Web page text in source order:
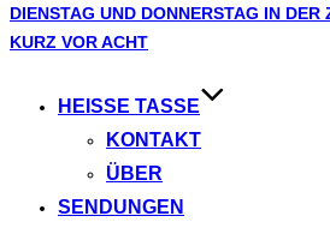
Zum
Inhalt
DIENSTAG UND DONNERSTAG IN
KURZ VOR ACHT
HEISSE TASSE
KONTAKT
ÜBER
SENDUNGEN